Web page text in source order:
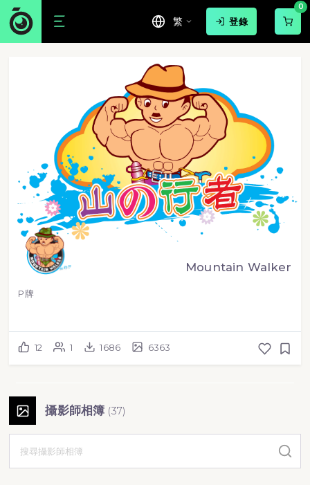
繁 登錄
0
Mountain Walker
P牌
12 1 1686 6363
攝影師相簿 (37)